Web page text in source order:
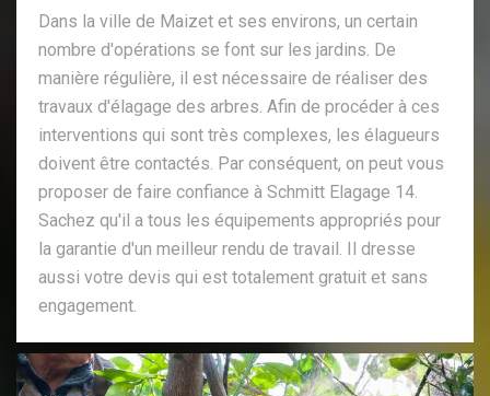
Dans la ville de Maizet et ses environs, un certain
nombre d'opérations se font sur les jardins. De
manière régulière, il est nécessaire de réaliser des
travaux d'élagage des arbres. Afin de procéder à ces
interventions qui sont très complexes, les élagueurs
doivent être contactés. Par conséquent, on peut vous
proposer de faire confiance à Schmitt Elagage 14.
Sachez qu'il a tous les équipements appropriés pour
la garantie d'un meilleur rendu de travail. Il dresse
aussi votre devis qui est totalement gratuit et sans
engagement.